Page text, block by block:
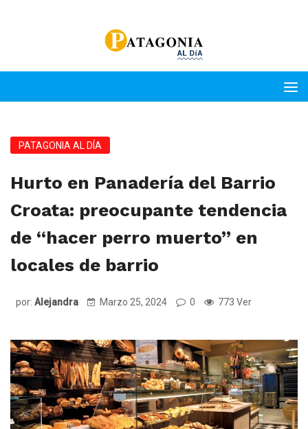
PATAGONIA AL DÍA
Hurto en Panadería del Barrio
Croata: preocupante tendencia
de “hacer perro muerto” en
locales de barrio
por: Alejandra Marzo 25, 2024 0 773 Ver